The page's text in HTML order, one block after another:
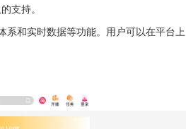
支持。
和实时数据等功能。用户可以在平台上